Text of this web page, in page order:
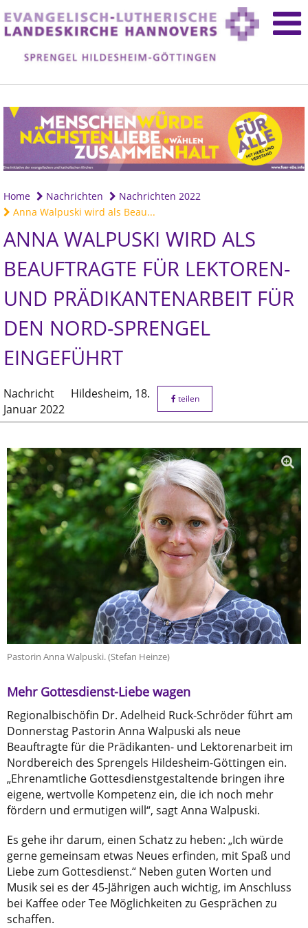
Home Nachrichten
Nachrichten 2022
Anna Walpuski wird als Beau...
ANNA WALPUSKI WIRD ALS
BEAUFTRAGTE FÜR LEKTOREN-
UND PRÄDIKANTENARBEIT FÜR
DEN NORD-SPRENGEL
EINGEFÜHRT
Nachricht Hildesheim, 18.
Januar 2022
teilen
Pastorin Anna Walpuski. (Stefan Heinze)
Mehr Gottesdienst-Liebe wagen
Regionalbischöfin Dr. Adelheid Ruck-Schröder führt am
Donnerstag Pastorin Anna Walpuski als neue
Beauftragte für die Prädikanten- und Lektorenarbeit im
Nordbereich des Sprengels Hildesheim-Göttingen ein.
„Ehrenamtliche Gottesdienstgestaltende bringen ihre
eigene, wertvolle Kompetenz ein, die ich noch mehr
fördern und ermutigen will“, sagt Anna Walpuski.
Es gehe ihr darum, einen Schatz zu heben: „Ich würde
gerne gemeinsam etwas Neues erfinden, mit Spaß und
Liebe zum Gottesdienst.“ Neben guten Worten und
Musik sei es der 45-Jährigen auch wichtig, im Anschluss
bei Kaffee oder Tee Möglichkeiten zu Gesprächen zu
schaffen.